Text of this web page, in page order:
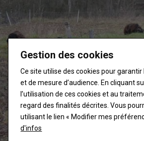
Gestion des cookies
Ce site utilise des cookies pour
et de mesure d’audience. En cliquant
l’utilisation de ces cookies et au
regard des finalités décrites. Vous
utilisant le lien « Modifier mes
d'infos